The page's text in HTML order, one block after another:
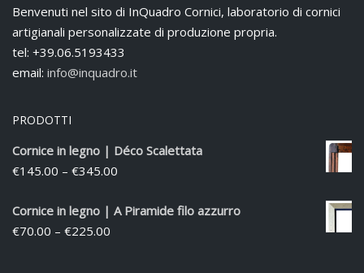
Benvenuti nel sito di InQuadro Cornici, laboratorio di cornici
artigianali personalizzate di produzione propria.
tel: +39.06.5193433
email: info@inquadro.it
PRODOTTI
Cornice in legno | Déco Scalettata
€145.00 – €345.00
Cornice in legno | A Piramide filo azzurro
€70.00 – €225.00